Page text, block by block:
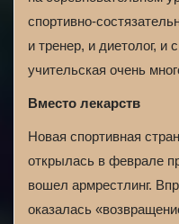
спортивно-
и тренер, и диетолог, и
учительская очень
Вместо лекарств
Новая спортивная
открылась в феврале
вошел армрестлинг.
оказалась